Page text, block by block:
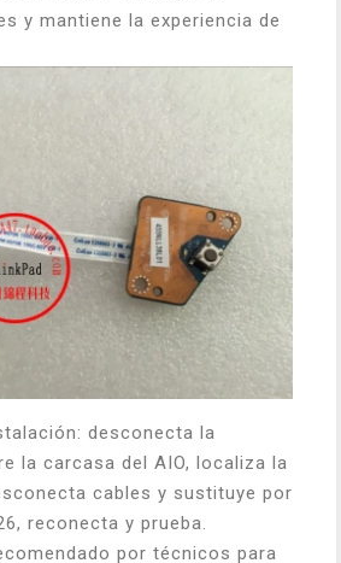
y mantiene la experiencia de
desconecta la
la carcasa del AIO, localiza la
cables y sustituye por
reconecta y prueba.
por técnicos para